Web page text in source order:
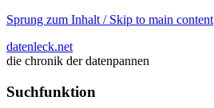
Sprung zum Inhalt / Skip to main content
datenleck.net
die chronik der datenpannen
Suchfunktion